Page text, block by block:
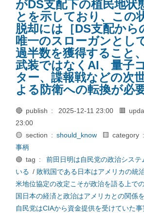
がDS支配下の植民地状
とを示しており、この
脱却には［DS支配から
唯一のスローガンとし
過半数を獲得すること
武装ではなくAI、量子
ター、諜報戦などの次
よる防衛への転換が必
🔴 publish : 2025-12-11 23:00 🟥
23:00
🟡 section : should_know 🟨 category :
事柄
🟢 tag :
前田日明は自民党の政治システ
いる / 敗戦国である日本はアメリカの統
米地位協定の改定こそが政治を語る上で
国日本の経済と政治はアメリカとの関係
自民党はCIAから資金提供を受けていた